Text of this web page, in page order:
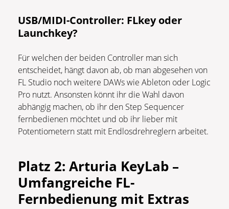
USB/MIDI-Controller: FLkey oder
Launchkey?
Für welchen der beiden Controller man sich
entscheidet, hängt davon ab, ob man abgesehen von
FL Studio noch weitere DAWs wie Ableton oder Logic
Pro nutzt. Ansonsten könnt ihr die Wahl davon
abhängig machen, ob ihr den Step Sequencer
fernbedienen möchtet und ob ihr lieber mit
Potentiometern statt mit Endlosdrehreglern arbeitet.
Platz 2: Arturia KeyLab –
Umfangreiche FL-
Fernbedienung mit Extras